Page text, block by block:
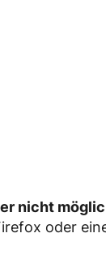
nicht
oder